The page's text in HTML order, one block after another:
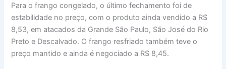
Para o frango congelado, o último fechamento foi de
estabilidade no preço, com o produto ainda vendido a R$
8,53, em atacados da Grande São Paulo, São José do Rio
Preto e Descalvado. O frango resfriado também teve o
preço mantido e ainda é negociado a R$ 8,45.